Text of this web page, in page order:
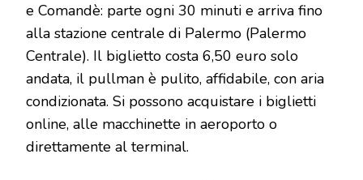
e Comandè: parte ogni 30 minuti e arriva fino
alla stazione centrale di Palermo (Palermo
Centrale). Il biglietto costa 6,50 euro solo
andata, il pullman è pulito, affidabile, con aria
condizionata. Si possono acquistare i biglietti
online, alle macchinette in aeroporto o
direttamente al terminal.